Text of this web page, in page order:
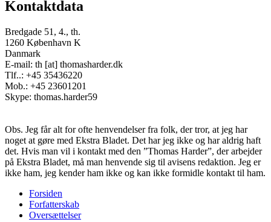
Kontaktdata
Bredgade 51, 4., th.
1260 København K
Danmark
E-mail: th [at] thomasharder.dk
Tlf..: +45 35436220
Mob.: +45 23601201
Skype: thomas.harder59
Obs. Jeg får alt for ofte henvendelser fra folk, der tror, at jeg har
noget at gøre med Ekstra Bladet. Det har jeg ikke og har aldrig haft
det. Hvis man vil i kontakt med den ”Thomas Harder”, der arbejder
på Ekstra Bladet, må man henvende sig til avisens redaktion. Jeg er
ikke ham, jeg kender ham ikke og kan ikke formidle kontakt til ham.
Footer
Forsiden
Forfatterskab
Oversættelser